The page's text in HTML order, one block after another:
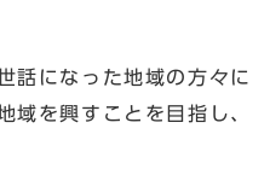
話になった地域の方々に
域を興すことを目指し、